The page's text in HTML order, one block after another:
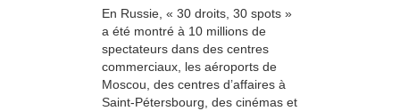
En Russie, « 30 droits, 30 spots »
a été montré à 10 millions de
spectateurs dans des centres
commerciaux, les aéroports de
Moscou, des centres d’affaires à
Saint-Pétersbourg, des cinémas et